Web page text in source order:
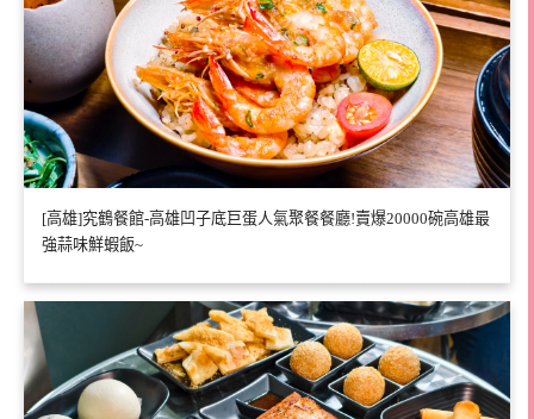
[高雄]究鶴餐館-高雄凹子底巨蛋人氣聚餐餐廳!賣爆20000碗高雄最
強蒜味鮮蝦飯~